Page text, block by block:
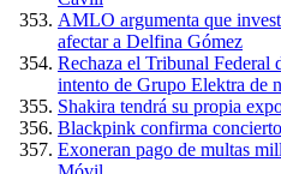
AMLO argumenta que
afectar a Delfina Gómez
Rechaza el Tribunal Federal
intento de Grupo Elektra de
Shakira tendrá su propia
Blackpink confirma
Exoneran pago de multas